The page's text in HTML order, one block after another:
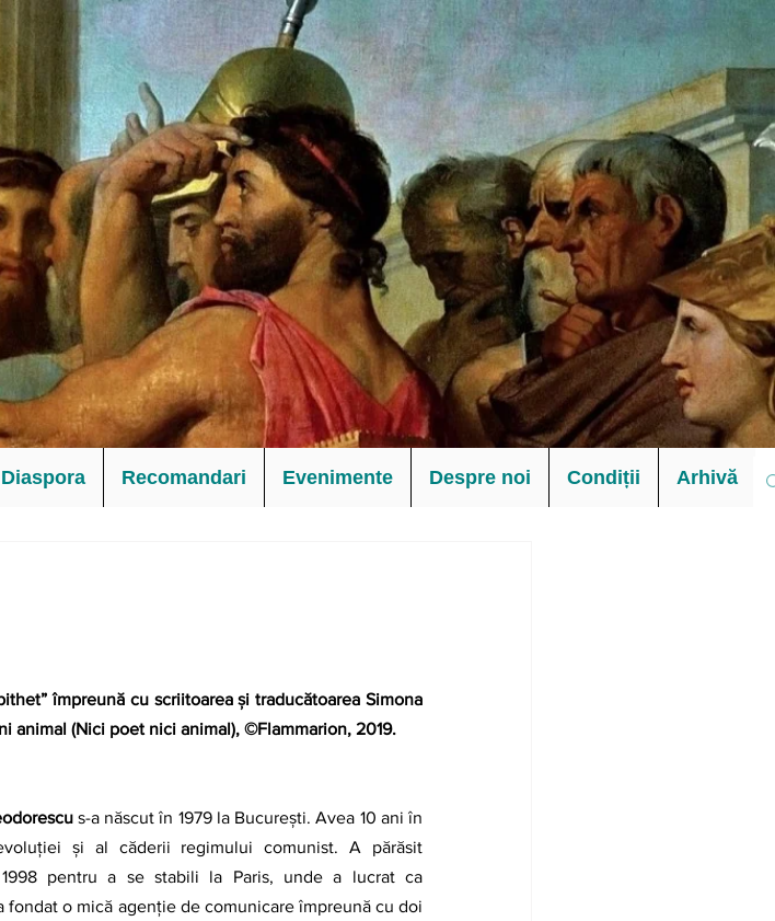
Diaspora Recomandari Evenimente Despre noi Condiții Arhivă
împreună cu scriitoarea și traducătoarea Simona
animal (Nici poet nici animal), ©Flammarion, 2019.
s-a născut în 1979 la București. Avea 10 ani în
și al căderii regimului comunist. A părăsit
pentru a se stabili la Paris, unde a lucrat ca
fondat o mică agenție de comunicare împreună cu doi